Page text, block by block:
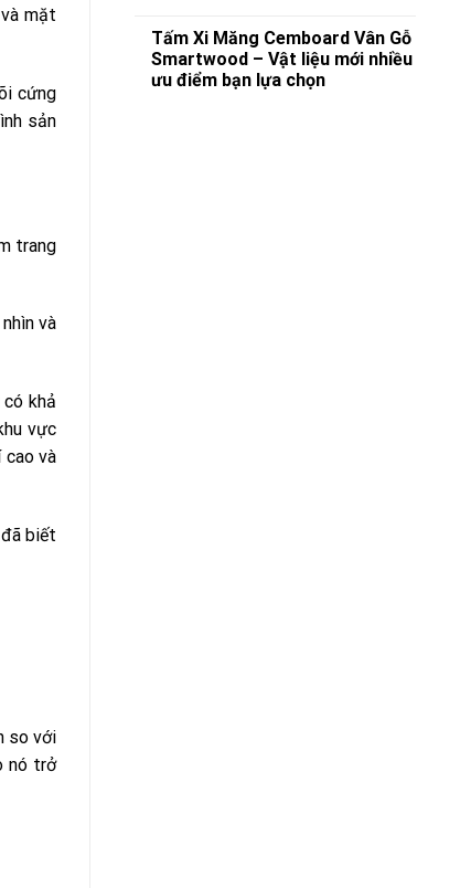
mặt
cứng
sản
trang
và
khả
vực
cao và
biết
so với
nó trở
Tấm Xi Măng Cemboard Vân Gỗ
Smartwood – Vật liệu mới nhiều
ưu điểm bạn lựa chọn